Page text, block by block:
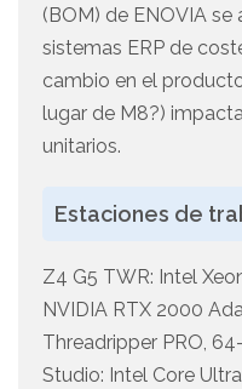
(BOM) de ENOVIA
sistemas ERP de
cambio en el
lugar de M8?)
unitarios.
Estaciones de
Z4 G5 TWR: Intel
NVIDIA RTX 2000
Threadripper PRO,
Studio: Intel Core